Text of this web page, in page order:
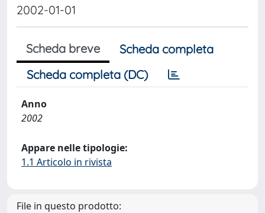
2002-01-01
Scheda breve
Scheda completa
Scheda completa (DC)
Anno
2002
Appare nelle tipologie:
1.1 Articolo in rivista
File in questo prodotto: